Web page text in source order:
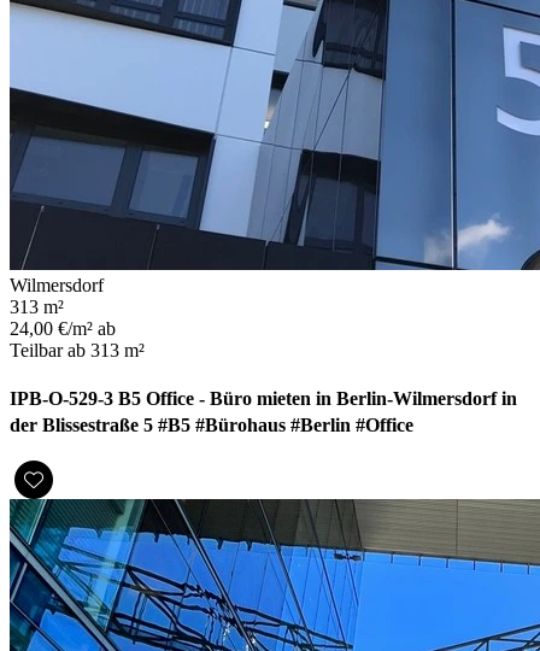
Wilmersdorf
313 m²
24,00 €/m² ab
Teilbar ab 313 m²
IPB-O-529-3 B5 Office - Büro mieten in Berlin-Wilmersdorf in
der Blissestraße 5 #B5 #Bürohaus #Berlin #Office